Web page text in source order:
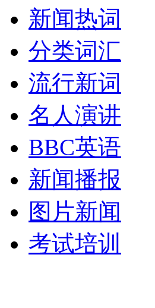
新闻热词
分类词汇
流行新词
名人演讲
BBC英语
新闻播报
图片新闻
考试培训